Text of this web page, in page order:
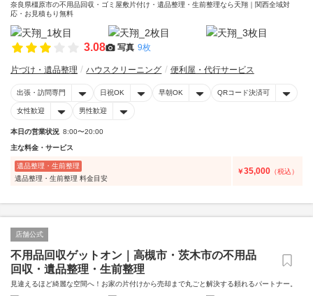
奈良県橿原市の不用品回収・ゴミ屋敷片付け・遺品整理・生前整理なら天翔｜関西全域対
応・お見積もり無料
3.08 写真 9枚
片づけ・遺品整理 ハウスクリーニング 便利屋・代行サービス
出張・訪問専門 日祝OK 早朝OK QRコード決済可
女性歓迎 男性歓迎
本日の営業状況 8:00〜20:00
主な料金・サービス
遺品整理・生前整理
遺品整理・生前整理 料金目安
￥35,000 （税込）
店舗公式
不用品回収ゲットオン｜高槻市・茨木市の不用品
回収・遺品整理・生前整理
見違えるほど綺麗な空間へ！お家の片付けから売却まで丸ごと解決する頼れるパートナー。